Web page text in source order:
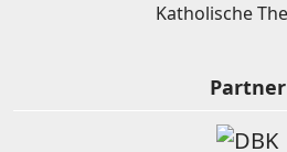
Katholische
Partner